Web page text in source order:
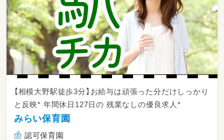
【相模大野駅徒歩3分】お給与は頑張った分だけしっかり
と反映* 年間休日127日の 残業なしの優良求人*
みらい保育園
認可保育園